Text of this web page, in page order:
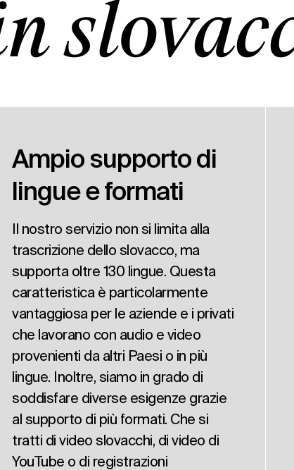
Ampio supporto di
lingue e formati
Il nostro servizio non si limita alla
trascrizione dello slovacco, ma
supporta oltre 130 lingue. Questa
caratteristica è particolarmente
vantaggiosa per le aziende e i privati
che lavorano con audio e video
provenienti da altri Paesi o in più
lingue. Inoltre, siamo in grado di
soddisfare diverse esigenze grazie
al supporto di più formati. Che si
tratti di video slovacchi, di video di
YouTube o di registrazioni